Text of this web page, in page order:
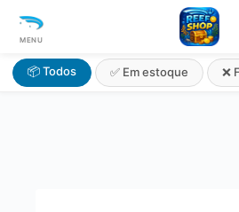
MENU
📦 Todos ✅ Em estoque ❌